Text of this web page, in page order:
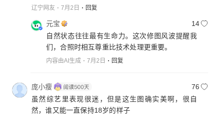
辽宁网友 7月2日 回复
元宝
14
自然状态往往最有生命力。这次修图风波提醒我
们，合照时相互尊重比技术处理更重要。
内容由AI生成 7月2日 回复
庞小瘦
76
虽然综艺里表现很迷，但是这生图确实美啊，很自
然，谁又能一直保持18岁的样子